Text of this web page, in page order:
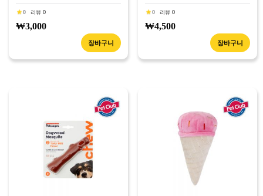
0 리뷰 0
₩3,000
장바구니
0 리뷰 0
₩4,500
장바구니